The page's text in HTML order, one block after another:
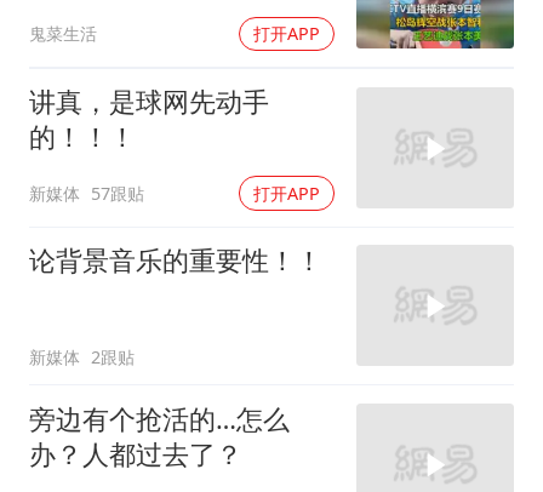
鬼菜生活 打开APP
讲真，是球网先动手
的！！！
新媒体 57跟贴 打开APP
论背景音乐的重要性！！
新媒体 2跟贴
旁边有个抢活的…怎么
办？人都过去了？